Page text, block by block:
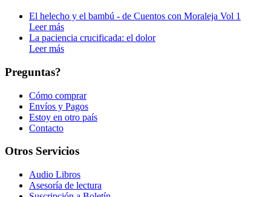
El helecho y el bambú - de Cuentos con Moraleja Vol 1
Leer más
La paciencia crucificada: el dolor
Leer más
Preguntas?
Cómo comprar
Envíos y Pagos
Estoy en otro país
Contacto
Otros Servicios
Audio Libros
Asesoría de lectura